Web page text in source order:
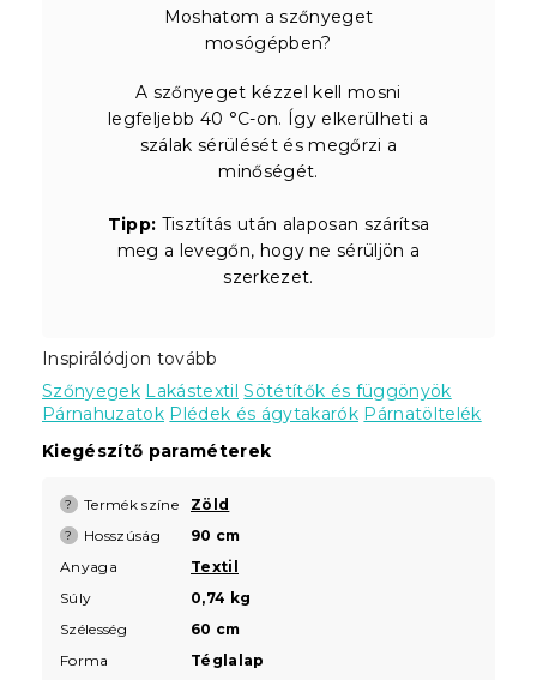
Moshatom a szőnyeget
mosógépben?
A szőnyeget kézzel kell mosni
legfeljebb 40 °C-on. Így elkerülheti a
szálak sérülését és megőrzi a
minőségét.
Tipp: Tisztítás után alaposan szárítsa
meg a levegőn, hogy ne sérüljön a
szerkezet.
Inspirálódjon tovább
Szőnyegek Lakástextil Sötétítők és függönyök
Párnahuzatok Plédek és ágytakarók Párnatöltelék
Kiegészítő paraméterek
? Termék színe Zöld
? Hosszúság
90 cm
Anyaga
Textil
Súly
0,74 kg
Szélesség
60 cm
Forma
Téglalap